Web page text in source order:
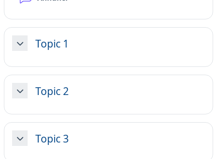
MinimizzaTopic 1
MinimizzaTopic 2
MinimizzaTopic 3